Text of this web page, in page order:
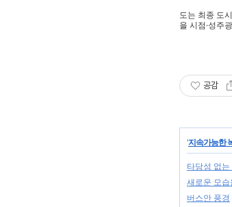
도는 최종 도
을 시점·성주
공감
'지속가능한
타당성 없
새로운 모
버스안 풍경